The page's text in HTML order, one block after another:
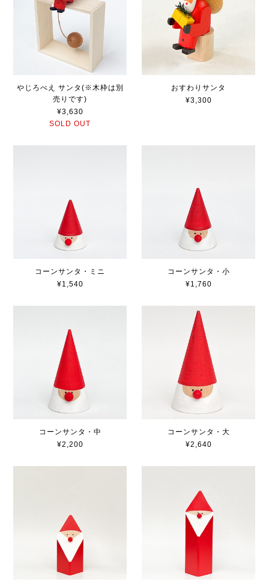
やじろべえ サンタ(※木枠は別
売りです)
¥3,630
SOLD OUT
おすわりサンタ
¥3,300
コーンサンタ・ミニ
¥1,540
コーンサンタ・小
¥1,760
コーンサンタ・中
¥2,200
コーンサンタ・大
¥2,640